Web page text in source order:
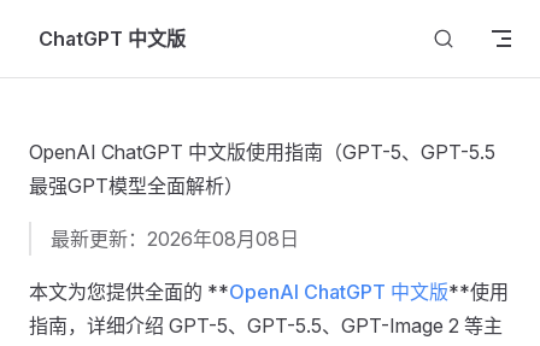
Skip to content
ChatGPT 中文版
OpenAI ChatGPT 中文版使用指南（GPT-5、GPT-5.5
最强GPT模型全面解析）
最新更新：2026年08月08日
本文为您提供全面的 **OpenAI ChatGPT 中文版**使用
指南，详细介绍 GPT-5、GPT-5.5、GPT-Image 2 等主